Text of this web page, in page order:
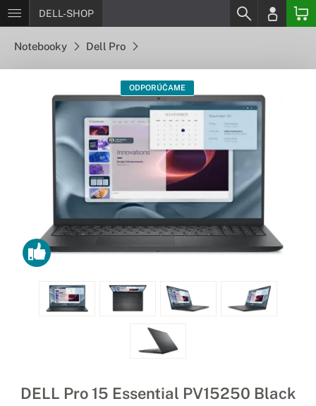
DELL-SHOP
Notebooky Dell Pro
ODPORÚČAME
DELL Pro 15 Essential PV15250 Black